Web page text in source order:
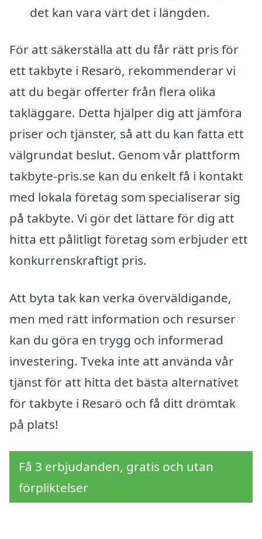
det kan vara värt det i längden.
För att säkerställa att du får rätt pris för
ett takbyte i Resarö, rekommenderar vi
att du begär offerter från flera olika
takläggare. Detta hjälper dig att jämföra
priser och tjänster, så att du kan fatta ett
välgrundat beslut. Genom vår plattform
takbyte-pris.se kan du enkelt få i kontakt
med lokala företag som specialiserar sig
på takbyte. Vi gör det lättare för dig att
hitta ett pålitligt företag som erbjuder ett
konkurrenskraftigt pris.
Att byta tak kan verka överväldigande,
men med rätt information och resurser
kan du göra en trygg och informerad
investering. Tveka inte att använda vår
tjänst för att hitta det bästa alternativet
för takbyte i Resarö och få ditt drömtak
på plats!
Få 3 erbjudanden, gratis och utan
förpliktelser